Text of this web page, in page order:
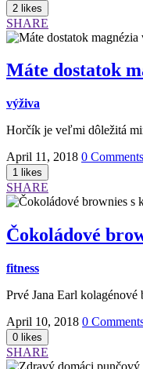
SHARE
Máte dostatok
výživa
Horčík je veľmi dôležitá
April 11, 2018 0 Comments
SHARE
Čokoládové
fitness
Prvé Jana Earl kolagénové
April 10, 2018 0
SHARE